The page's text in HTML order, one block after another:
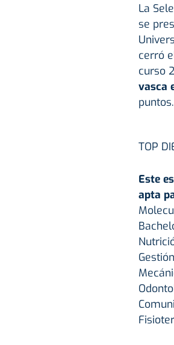
La
se
cerró
curso
vasca
puntos.
TOP
Este
apta